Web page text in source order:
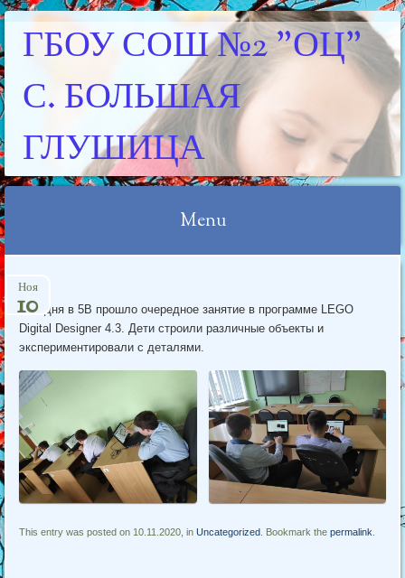
ГБОУ СОШ №2 "ОЦ"
С. БОЛЬШАЯ
ГЛУШИЦА
Menu
to
content
Ноя
10
Сегодня в 5В прошло очередное занятие в программе LEGO
Digital Designer 4.3. Дети строили различные объекты и
экспериментировали с деталями.
This entry was posted on 10.11.2020, inUncategorized . Bookmark thepermalink